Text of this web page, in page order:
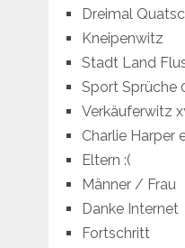
Dreimal
Kneipenwitz
Stadt Land
Sport Sprüche
Verkäuferwitz
Charlie Harper
Eltern :(
Männer / Frau
Danke Internet
Fortschritt